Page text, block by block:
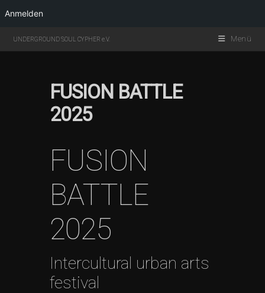
Anmelden
UNDERGROUND SOUL CYPHER e.V. Menü
FUSION BATTLE
2025
FUSION
BATTLE
2025
Intercultural urban arts
festival